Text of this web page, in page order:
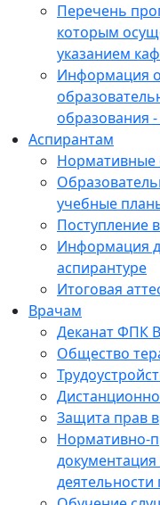
Перечень
которым
указанием
Информация
образования
Аспирантам
Нормативные
учебные
Поступление
Информация
аспирантуре
Итоговая
Врачам
Деканат ФПК
Общество
Защита прав
Нормативно-